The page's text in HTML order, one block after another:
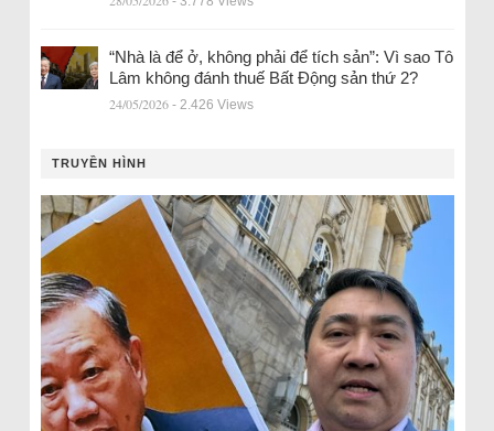
“Nhà là để ở, không phải để tích sản”: Vì sao Tô
Lâm không đánh thuế Bất Động sản thứ 2?
24/05/2026 - 2.426 Views
TRUYỀN HÌNH